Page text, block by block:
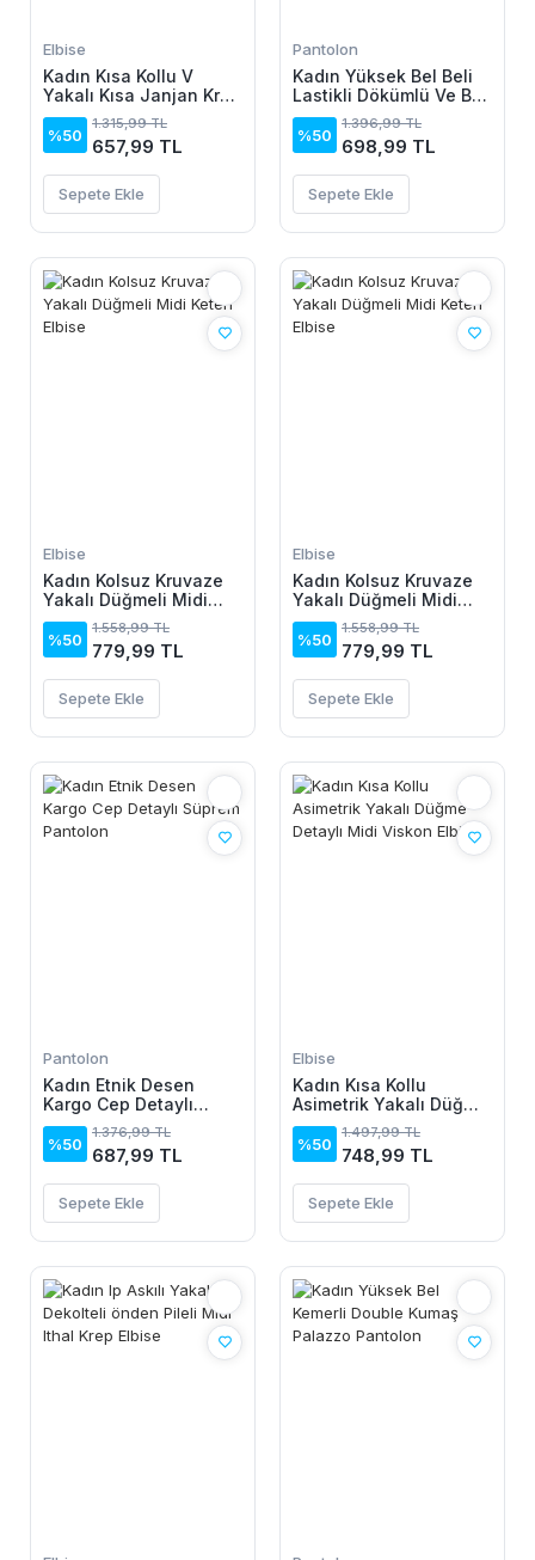
Elbise
Kadın Kısa Kollu V
Yakalı Kısa Janjan Krep
Elbise
%50
1.315,99 TL
657,99 TL
Sepete Ekle
Pantolon
Kadın Yüksek Bel Beli
Lastikli Dökümlü Ve Beli
şeritli Pera Pantolon
%50
1.396,99 TL
698,99 TL
Sepete Ekle
Elbise
Kadın Kolsuz Kruvaze
Yakalı Düğmeli Midi
Keten Elbise
%50
1.558,99 TL
779,99 TL
Sepete Ekle
Elbise
Kadın Kolsuz Kruvaze
Yakalı Düğmeli Midi
Keten Elbise
%50
1.558,99 TL
779,99 TL
Sepete Ekle
Pantolon
Kadın Etnik Desen
Kargo Cep Detaylı
Süprem Pantolon
%50
1.376,99 TL
687,99 TL
Sepete Ekle
Elbise
Kadın Kısa Kollu
Asimetrik Yakalı Düğme
Detaylı Midi Viskon
Elbise
%50
1.497,99 TL
748,99 TL
Sepete Ekle